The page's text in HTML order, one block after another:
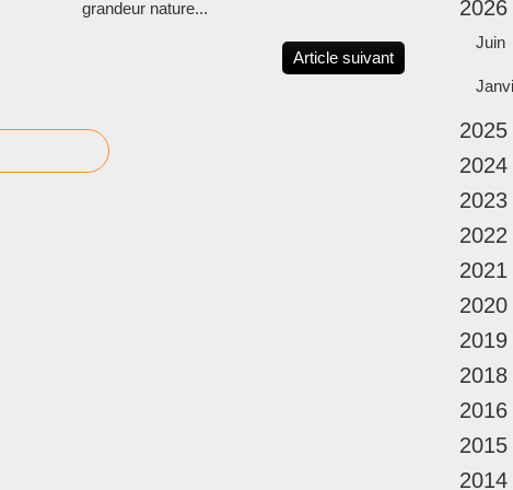
grandeur nature...
Article suivant
2026
Juin
2025
2024
2023
2022
2021
2020
2019
2018
2016
2015
2014